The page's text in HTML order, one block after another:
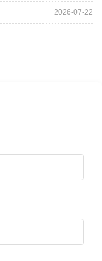
2026-07-22